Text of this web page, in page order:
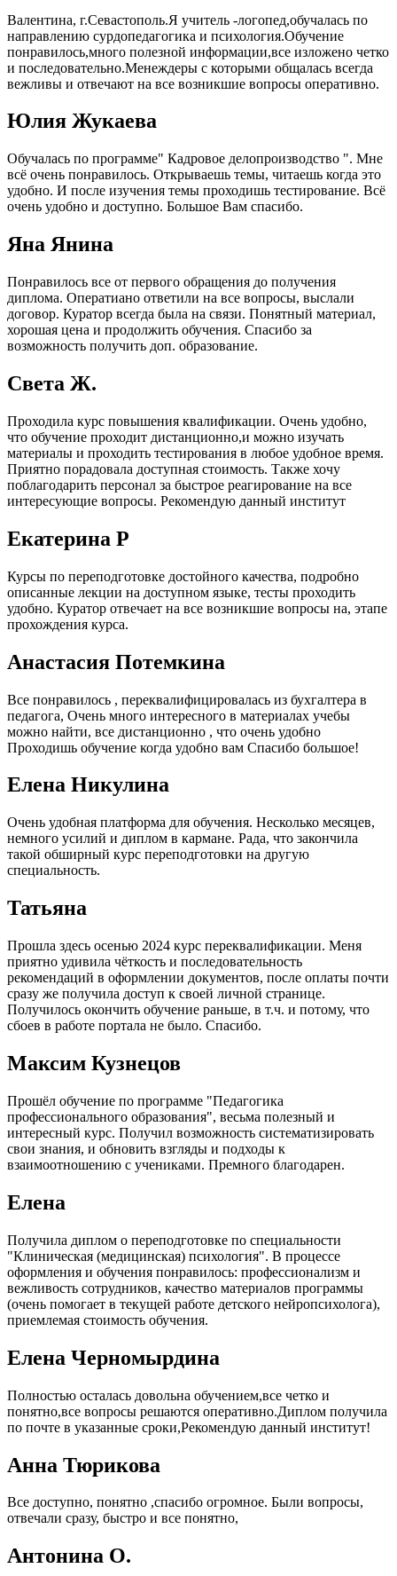
Валентина, г.Севастополь.Я учитель -логопед,обучалась по
направлению сурдопедагогика и психология.Обучение
понравилось,много полезной информации,все изложено четко
и последовательно.Менеждеры с которыми общалась всегда
вежливы и отвечают на все возникшие вопросы оперативно.
Юлия Жукаева
Обучалась по программе" Кадровое делопроизводство ". Мне
всё очень понравилось. Открываешь темы, читаешь когда это
удобно. И после изучения темы проходишь тестирование. Всё
очень удобно и доступно. Большое Вам спасибо.
Яна Янина
Понравилось все от первого обращения до получения
диплома. Оператиано ответили на все вопросы, выслали
договор. Куратор всегда была на связи. Понятный материал,
хорошая цена и продолжить обучения. Спасибо за
возможность получить доп. образование.
Света Ж.
Проходила курс повышения квалификации. Очень удобно,
что обучение проходит дистанционно,и можно изучать
материалы и проходить тестирования в любое удобное время.
Приятно порадовала доступная стоимость. Также хочу
поблагодарить персонал за быстрое реагирование на все
интересующие вопросы. Рекомендую данный институт
Екатерина Р
Курсы по переподготовке достойного качества, подробно
описанные лекции на доступном языке, тесты проходить
удобно. Куратор отвечает на все возникшие вопросы на, этапе
прохождения курса.
Анастасия Потемкина
Все понравилось , переквалифицировалась из бухгалтера в
педагога, Очень много интересного в материалах учебы
можно найти, все дистанционно , что очень удобно
Проходишь обучение когда удобно вам Спасибо большое!
Елена Никулина
Очень удобная платформа для обучения. Несколько месяцев,
немного усилий и диплом в кармане. Рада, что закончила
такой обширный курс переподготовки на другую
специальность.
Татьяна
Прошла здесь осенью 2024 курс переквалификации. Меня
приятно удивила чёткость и последовательность
рекомендаций в оформлении документов, после оплаты почти
сразу же получила доступ к своей личной странице.
Получилось окончить обучение раньше, в т.ч. и потому, что
сбоев в работе портала не было. Спасибо.
Максим Кузнецов
Прошёл обучение по программе "Педагогика
профессионального образования", весьма полезный и
интересный курс. Получил возможность систематизировать
свои знания, и обновить взгляды и подходы к
взаимоотношению с учениками. Премного благодарен.
Елена
Получила диплом о переподготовке по специальности
"Клиническая (медицинская) психология". В процессе
оформления и обучения понравилось: профессионализм и
вежливость сотрудников, качество материалов программы
(очень помогает в текущей работе детского нейропсихолога),
приемлемая стоимость обучения.
Елена Черномырдина
Полностью осталась довольна обучением,все четко и
понятно,все вопросы решаются оперативно.Диплом получила
по почте в указанные сроки,Рекомендую данный институт!
Анна Тюрикова
Все доступно, понятно ,спасибо огромное. Были вопросы,
отвечали сразу, быстро и все понятно,
Антонина О.